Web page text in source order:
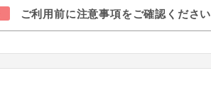
ご利用前に注意事項をご確認ください